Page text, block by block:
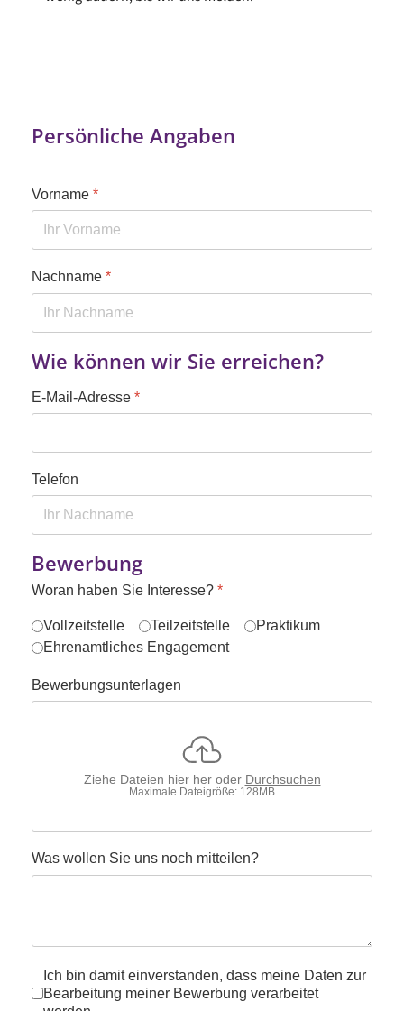
Persönliche Angaben
Vorname *
Nachname *
Wie können wir Sie erreichen?
E-Mail-Adresse *
Telefon
Bewerbung
Woran haben Sie Interesse? *
Vollzeitstelle Teilzeitstelle
Praktikum
Ehrenamtliches Engagement
Bewerbungsunterlagen
Ziehe Dateien hier her oder Durchsuchen
Maximale Dateigröße: 128MB
Was wollen Sie uns noch mitteilen?
datenschutz*
Ich bin damit einverstanden, dass meine Daten zur
Bearbeitung meiner Bewerbung verarbeitet